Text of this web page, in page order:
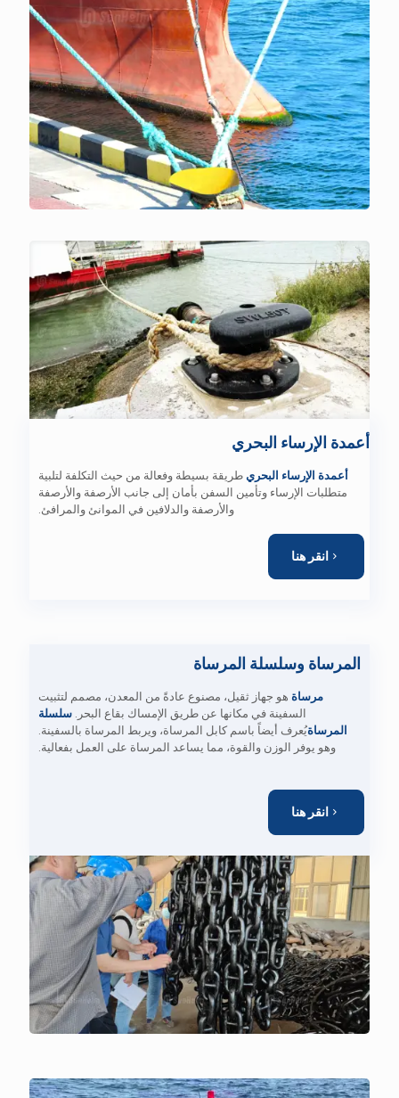
أعمدة الإرساء البحري
أعمدة الإرساء البحريطريقة بسيطة وفعالة من حيث التكلفة لتلبية
متطلبات الإرساء وتأمين السفن بأمان إلى جانب الأرصفة والأرصفة
والأرصفة والدلافين في الموانئ والمرافئ.
انقر هنا
المرساة وسلسلة المرساة
مرساة هو جهاز ثقيل، مصنوع عادةً من المعدن، مصمم لتثبيت
السفينة في مكانها عن طريق الإمساك بقاع البحر. سلسلة
المرساةيُعرف أيضاً باسم كابل المرساة، ويربط المرساة بالسفينة.
وهو يوفر الوزن والقوة، مما يساعد المرساة على العمل بفعالية.
انقر هنا